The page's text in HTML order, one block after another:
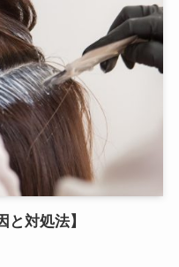
対処法】